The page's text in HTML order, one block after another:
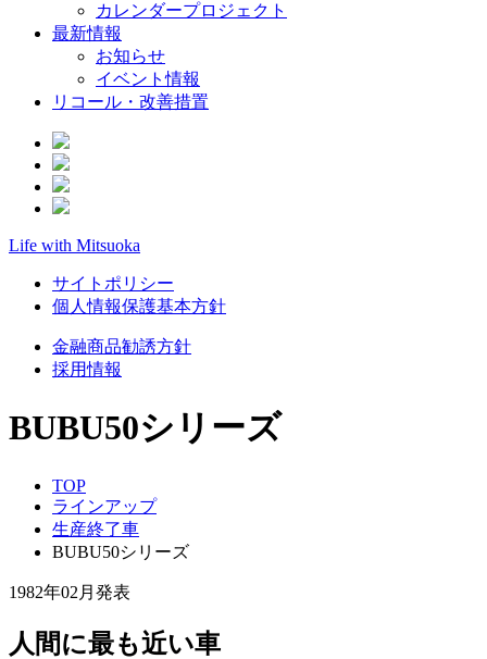
カレンダープロジェクト
最新情報
お知らせ
イベント情報
リコール・改善措置
Life with Mitsuoka
サイトポリシー
個人情報保護基本方針
金融商品勧誘方針
採用情報
BUBU50シリーズ
TOP
ラインアップ
生産終了車
BUBU50シリーズ
1982年02月発表
人間に最も近い車